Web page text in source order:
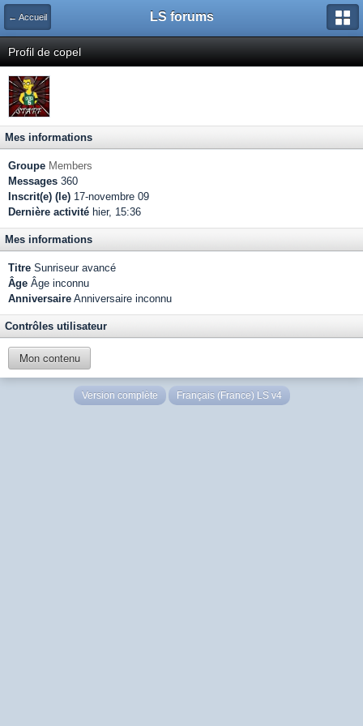
← Accueil LS forums
Profil de copel
Mes informations
Groupe Members
Messages 360
Inscrit(e) (le) 17-novembre 09
Dernière activité hier, 15:36
Mes informations
Titre Sunriseur avancé
Âge Âge inconnu
Anniversaire Anniversaire inconnu
Contrôles utilisateur
Mon contenu
Version complète Français (France) LS v4